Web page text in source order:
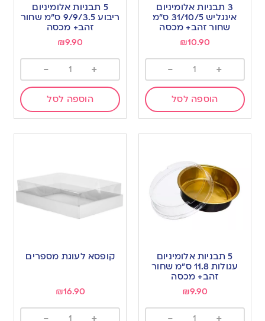
3 תבניות אלומיניום
אינגליש 31/10/5 ס”מ
שחור זהב+ מכסה
₪10.90
+
-
הוספה לסל
5 תבניות אלומיניום
ריבוע 9/9/3.5 ס”מ שחור
זהב+ מכסה
₪9.90
+
-
הוספה לסל
5 תבניות אלומיניום
עגולות 11.8 ס”מ שחור
זהב+ מכסה
₪9.90
קופסא לעוגת מספרים
₪16.90